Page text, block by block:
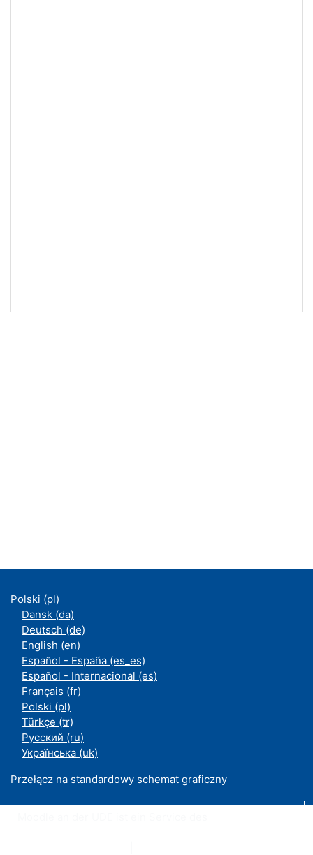
Polski ‎(pl)‎
Dansk ‎(da)‎
Deutsch ‎(de)‎
English ‎(en)‎
Español - España ‎(es_es)‎
Español - Internacional ‎(es)‎
Français ‎(fr)‎
Polski ‎(pl)‎
Türkçe ‎(tr)‎
Русский ‎(ru)‎
Українська ‎(uk)‎
Przełącz na standardowy schemat graficzny